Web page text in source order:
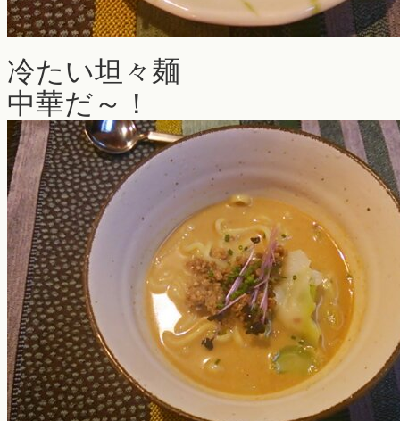
冷たい坦々麺
中華だ～！